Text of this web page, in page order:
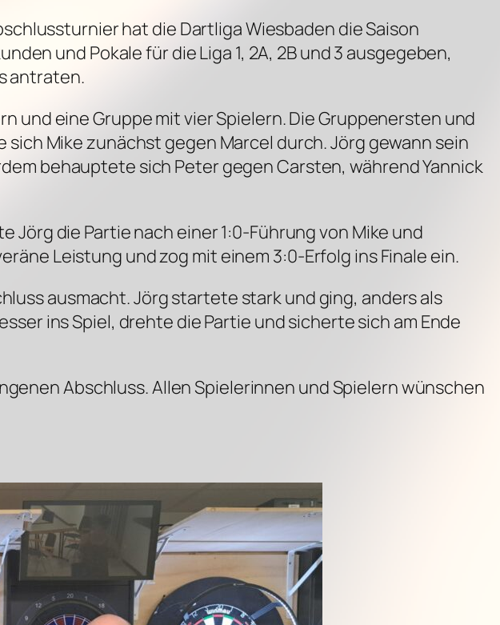
hat die Dartliga Wiesbaden die Saison
und Pokale für die Liga 1, 2A, 2B und 3 ausgegeben,
antraten.
und eine Gruppe mit vier Spielern. Die Gruppenersten und
Mike zunächst gegen Marcel durch. Jörg gewann sein
behauptete sich Peter gegen Carsten, während Yannick
Jörg die Partie nach einer 1:0-Führung von Mike und
Leistung und zog mit einem 3:0-Erfolg ins Finale ein.
ausmacht. Jörg startete stark und ging, anders als
ins Spiel, drehte die Partie und sicherte sich am Ende
Abschluss. Allen Spielerinnen und Spielern wünschen